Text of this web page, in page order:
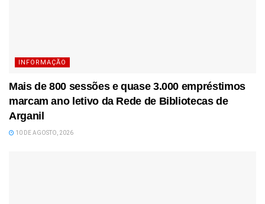
INFORMAÇÃO
Mais de 800 sessões e quase 3.000 empréstimos
marcam ano letivo da Rede de Bibliotecas de
Arganil
10 DE AGOSTO, 2026